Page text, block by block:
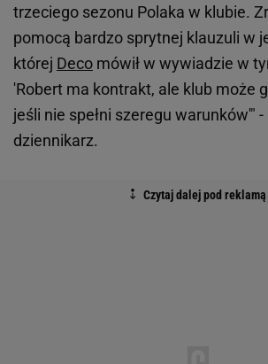
trzeciego sezonu Polaka w klubie.
pomocą bardzo sprytnej klauzuli w
której Deco mówił w wywiadzie w
'Robert ma kontrakt, ale klub może
jeśli nie spełni szeregu warunków'" -
dziennikarz.